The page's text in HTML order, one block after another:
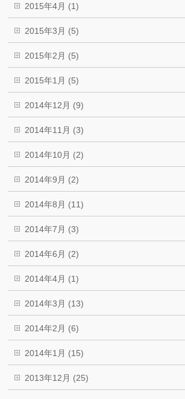
2015年4月 (1)
2015年3月 (5)
2015年2月 (5)
2015年1月 (5)
2014年12月 (9)
2014年11月 (3)
2014年10月 (2)
2014年9月 (2)
2014年8月 (11)
2014年7月 (3)
2014年6月 (2)
2014年4月 (1)
2014年3月 (13)
2014年2月 (6)
2014年1月 (15)
2013年12月 (25)